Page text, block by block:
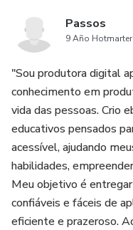
Passos
9 Año Hotmarter
"Sou produtora digital
conhecimento em
vida das pessoas. Crio
educativos pensados
acessível, ajudando
habilidades,
Meu objetivo é
confiáveis e fáceis de
eficiente e prazeroso.